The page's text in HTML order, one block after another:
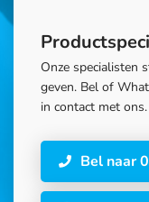
Onze specialisten
geven. Bel of
in contact met ons.
Bel naar